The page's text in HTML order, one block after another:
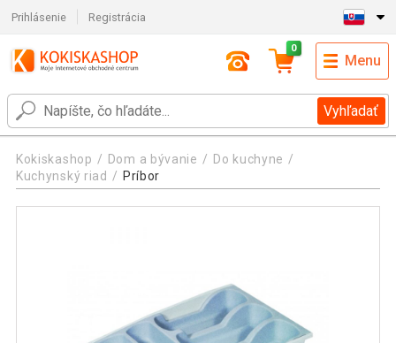
Prihlásenie Registrácia
Vyhľadať
0
Menu
Kokiskashop Dom a bývanie
Do kuchyne
Kuchynský riad
Príbor